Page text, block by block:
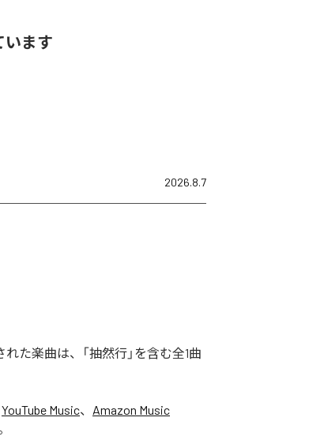
います
2026.8.7
た楽曲は、「抽然行」を含む全1曲
YouTube Music、 Amazon Music